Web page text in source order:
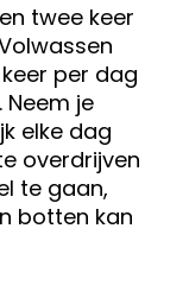
twee keer
per dag
je
elke dag
overdrijven
te gaan,
botten kan